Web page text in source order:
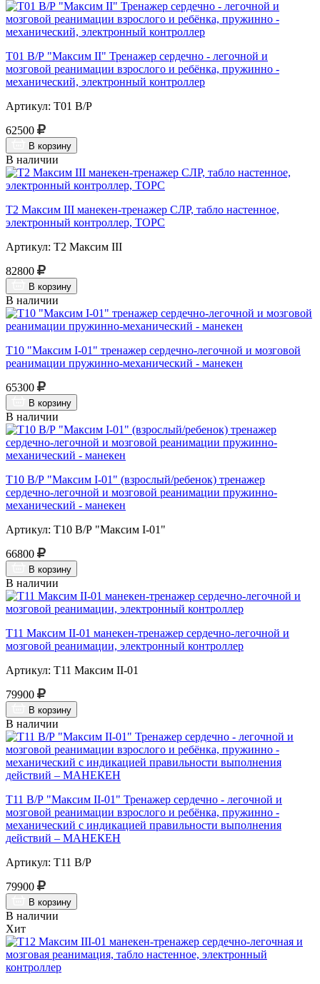
Т01 В/Р "Максим II" Тренажер сердечно - легочной и
мозговой реанимации взрослого и ребёнка, пружинно -
механический, электронный контроллер
Артикул: Т01 В/Р
62500
В корзину
В наличии
Т2 Максим III манекен-тренажер СЛР, табло настенное,
электронный контроллер, ТОРС
Артикул: Т2 Максим III
82800
В корзину
В наличии
Т10 "Максим I-01" тренажер сердечно-легочной и мозговой
реанимации пружинно-механический - манекен
65300
В корзину
В наличии
Т10 В/Р "Максим I-01" (взрослый/ребенок) тренажер
сердечно-легочной и мозговой реанимации пружинно-
механический - манекен
Артикул: Т10 В/Р "Максим I-01"
66800
В корзину
В наличии
Т11 Максим II-01 манекен-тренажер сердечно-легочной и
мозговой реанимации, электронный контроллер
Артикул: Т11 Максим II-01
79900
В корзину
В наличии
Т11 В/Р "Максим II-01" Тренажер сердечно - легочной и
мозговой реанимации взрослого и ребёнка, пружинно -
механический с индикацией правильности выполнения
действий – МАНЕКЕН
Артикул: Т11 В/Р
79900
В корзину
В наличии
Хит